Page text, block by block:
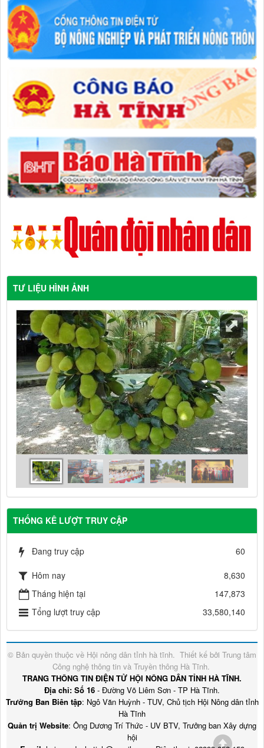
TƯ LIỆU HÌNH ẢNH
THỐNG KÊ LƯỢT TRUY CẬP
Đang truy cập 60
Hôm nay
8,630
Tháng hiện tại
147,873
Tổng lượt truy cập
33,580,140
© Bản quyền thuộc về Hội nông dân tỉnh hà tĩnh. Thiết kế bởi Trung tâm
Công nghệ thông tin và Truyền thông Hà Tĩnh.
TRANG THÔNG TIN ĐIỆN TỬ HỘI NÔNG DÂN TỈNH HÀ TĨNH.
Địa chỉ: Số 16 - Đường Võ Liêm Sơn - TP Hà Tĩnh.
Trưởng Ban Biên tập: Ngô Văn Huỳnh - TUV, Chủ tịch Hội Nông dân tỉnh
Hà Tĩnh
Quản trị Website: Ông Dương Trí Thức - UV BTV, Trưởng ban Xây dựng
hội